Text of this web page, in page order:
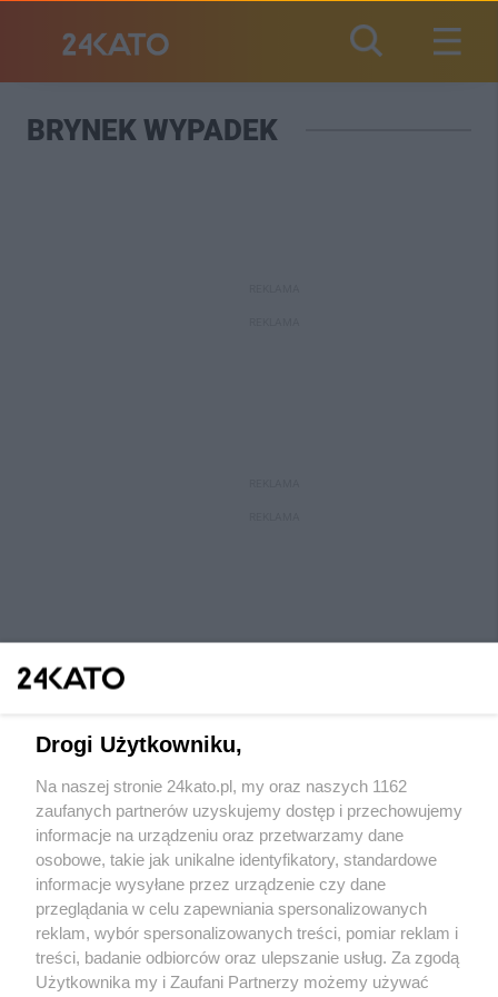
BRYNEK WYPADEK
Wydawca mediów lokalnych
Nie zapomnij
zapoznać się z:
polityką prywatności regulamin korzystania z portali
Twojemiasto Skontaktuj sięz nami
Drogi Użytkowniku,
Na naszej stronie 24kato.pl, my oraz naszych 1162
zaufanych partnerów uzyskujemy dostęp i przechowujemy
informacje na urządzeniu oraz przetwarzamy dane
osobowe, takie jak unikalne identyfikatory, standardowe
informacje wysyłane przez urządzenie czy dane
przeglądania w celu zapewniania spersonalizowanych
reklam, wybór spersonalizowanych treści, pomiar reklam i
treści, badanie odbiorców oraz ulepszanie usług. Za zgodą
Użytkownika my i Zaufani Partnerzy możemy używać